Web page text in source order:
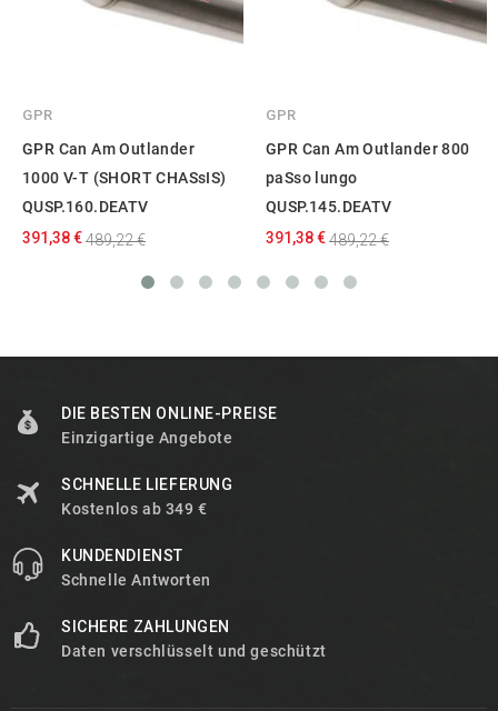
GPR
GPR Can Am Outlander
1000 V-T (SHORT CHASsIS)
QUSP.160.DEATV
391,38 €489,22 €
GPR
GPR Can Am Outlander 800
paSso lungo
QUSP.145.DEATV
391,38 €489,22 €
DIE BESTEN ONLINE-PREISE
Einzigartige Angebote
SCHNELLE LIEFERUNG
Kostenlos ab 349 €
KUNDENDIENST
Schnelle Antworten
SICHERE ZAHLUNGEN
Daten verschlüsselt und geschützt